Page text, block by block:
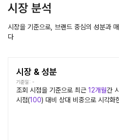
시장 분석
시장을 기준으로, 브랜드 중심의 성분과
다
시장 & 성분
기준일: -
조회 시점을 기준으로 최근 12개월간
시점(100) 대비 상대 비중으로 시각화